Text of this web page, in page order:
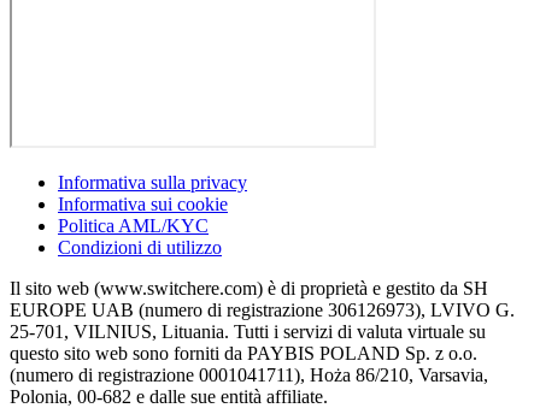
Informativa sulla privacy
Informativa sui cookie
Politica AML/KYC
Condizioni di utilizzo
Il sito web (www.switchere.com) è di proprietà e gestito da SH
EUROPE UAB (numero di registrazione 306126973), LVIVO G.
25-701, VILNIUS, Lituania. Tutti i servizi di valuta virtuale su
questo sito web sono forniti da PAYBIS POLAND Sp. z o.o.
(numero di registrazione 0001041711), Hoża 86/210, Varsavia,
Polonia, 00-682 e dalle sue entità affiliate.